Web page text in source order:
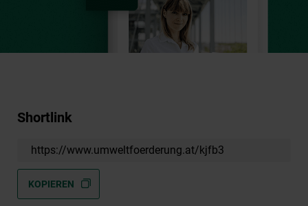
Shortlink
https://www.umweltfoerderung.at/kjfb3
KOPIEREN